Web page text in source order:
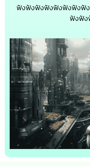
ฟังฟังฟังฟังฟังฟังฟังฟั
ฟังฟัง